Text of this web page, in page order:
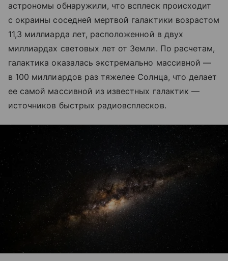
астрономы обнаружили, что всплеск происходит
с окраины соседней мертвой галактики возрастом
11,3 миллиарда лет, расположенной в двух
миллиардах световых лет от Земли. По расчетам,
галактика оказалась экстремально массивной —
в 100 миллиардов раз тяжелее Солнца, что делает
ее самой массивной из известных галактик —
источников быстрых радиовсплесков.